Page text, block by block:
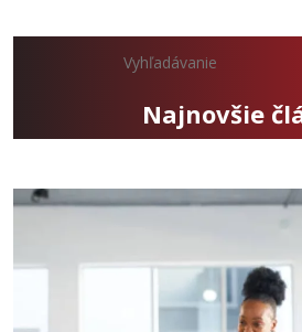
Najnovšie